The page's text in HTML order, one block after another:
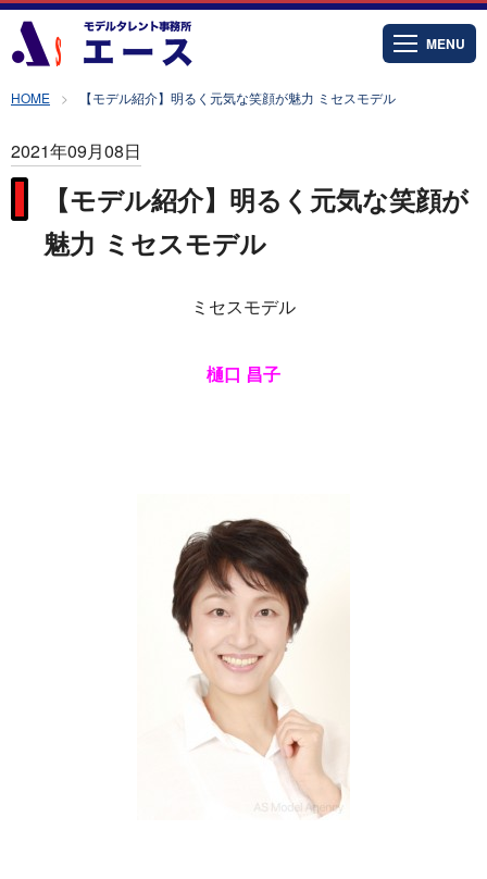
MENU
HOME 【モデル紹介】明るく元気な笑顔が魅力 ミセスモデル
2021年09月08日
【モデル紹介】明るく元気な笑顔が
魅力 ミセスモデル
ミセスモデル
樋口 昌子